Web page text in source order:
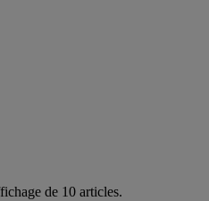
de 10 articles.